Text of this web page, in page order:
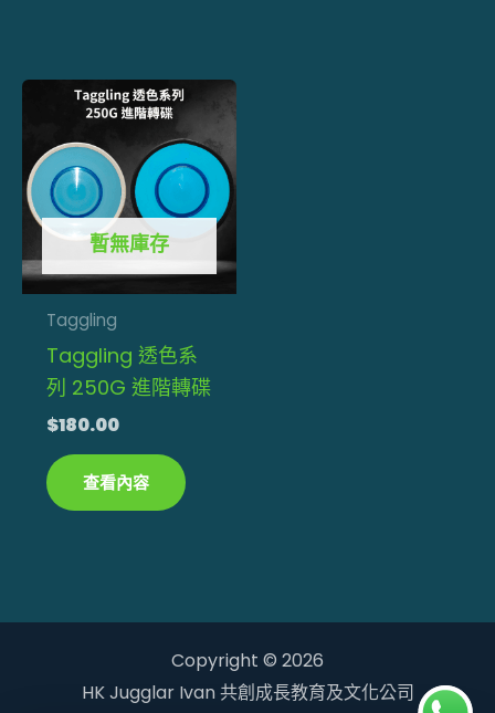
暫無庫存
Taggling
Taggling 透色系
列 250G 進階轉碟
$180.00
查看內容
Copyright © 2026
HK Jugglar Ivan 共創成長教育及文化公司